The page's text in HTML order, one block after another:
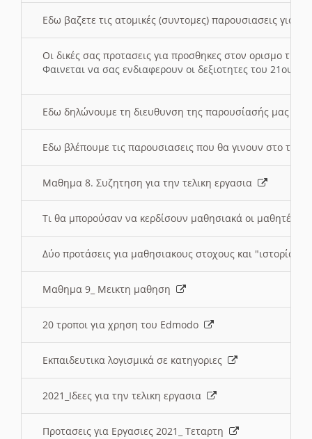
Εδω βαζετε τις ατομικές (συντομες) παρουσιασεις για
Οι δικές σας προτασεις για προσθηκες στον ορισμο
Φαινεται να σας ενδιαφερουν οι δεξιοτητες του 21ου
Εδω δηλώνουμε τη διευθυνση της παρουσίασής μας
Εδω βλέπουμε τις παρουσιασεις που θα γινουν στο
Μαθημα 8. Συζητηση για την τελικη εργασια
Τι θα μπορούσαν να κερδίσουν μαθησιακά οι μαθητές/
Δύο προτάσεις για μαθησιακους στοχους και "ιστορία"
Μαθημα 9_ Μεικτη μαθηση
20 τροποι για χρηση του Edmodo
Εκπαιδευτικα λογισμικά σε κατηγοριες
2021_Ιδεες για την τελικη εργασια
Προτασεις για Εργασιες 2021_ Τεταρτη